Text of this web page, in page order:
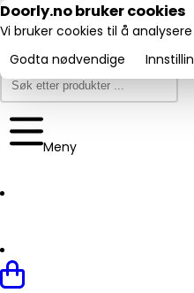
Trustpilot
Utmerket:
4.6/5
Meny
Doorly.no bruker cookies
Vi bruker cookies til å
Godta nødvendige